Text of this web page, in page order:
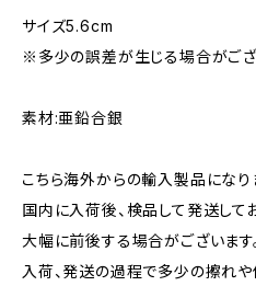
サイズ5.6cm
※多少の誤差が生じる場合がござ
素材:亜鉛合銀
こちら海外からの輸入製品になり
国内に入荷後、検品して発送し
大幅に前後する場合がございます
入荷、発送の過程で多少の擦れや